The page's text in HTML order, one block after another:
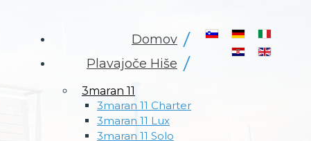
Domov
Plavajoče Hiše
3maran 11
3maran 11 Charter
3maran 11 Lux
3maran 11 Solo
Izberite vaš jezik